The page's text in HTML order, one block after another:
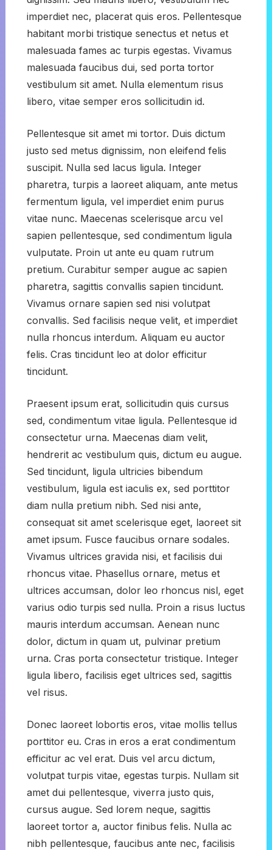
imperdiet nec, placerat quis eros. Pellentesque
habitant morbi tristique senectus et netus et
malesuada fames ac turpis egestas. Vivamus
malesuada faucibus dui, sed porta tortor
vestibulum sit amet. Nulla elementum risus
libero, vitae semper eros sollicitudin id.
Pellentesque sit amet mi tortor. Duis dictum
justo sed metus dignissim, non eleifend felis
suscipit. Nulla sed lacus ligula. Integer
pharetra, turpis a laoreet aliquam, ante metus
fermentum ligula, vel imperdiet enim purus
vitae nunc. Maecenas scelerisque arcu vel
sapien pellentesque, sed condimentum ligula
vulputate. Proin ut ante eu quam rutrum
pretium. Curabitur semper augue ac sapien
pharetra, sagittis convallis sapien tincidunt.
Vivamus ornare sapien sed nisi volutpat
convallis. Sed facilisis neque velit, et imperdiet
nulla rhoncus interdum. Aliquam eu auctor
felis. Cras tincidunt leo at dolor efficitur
tincidunt.
Praesent ipsum erat, sollicitudin quis cursus
sed, condimentum vitae ligula. Pellentesque id
consectetur urna. Maecenas diam velit,
hendrerit ac vestibulum quis, dictum eu augue.
Sed tincidunt, ligula ultricies bibendum
vestibulum, ligula est iaculis ex, sed porttitor
diam nulla pretium nibh. Sed nisi ante,
consequat sit amet scelerisque eget, laoreet sit
amet ipsum. Fusce faucibus ornare sodales.
Vivamus ultrices gravida nisi, et facilisis dui
rhoncus vitae. Phasellus ornare, metus et
ultrices accumsan, dolor leo rhoncus nisl, eget
varius odio turpis sed nulla. Proin a risus luctus
mauris interdum accumsan. Aenean nunc
dolor, dictum in quam ut, pulvinar pretium
urna. Cras porta consectetur tristique. Integer
ligula libero, facilisis eget ultrices sed, sagittis
vel risus.
Donec laoreet lobortis eros, vitae mollis tellus
porttitor eu. Cras in eros a erat condimentum
efficitur ac vel erat. Duis vel arcu dictum,
volutpat turpis vitae, egestas turpis. Nullam sit
amet dui pellentesque, viverra justo quis,
cursus augue. Sed lorem neque, sagittis
laoreet tortor a, auctor finibus felis. Nulla ac
nibh pellentesque, faucibus ante nec, facilisis